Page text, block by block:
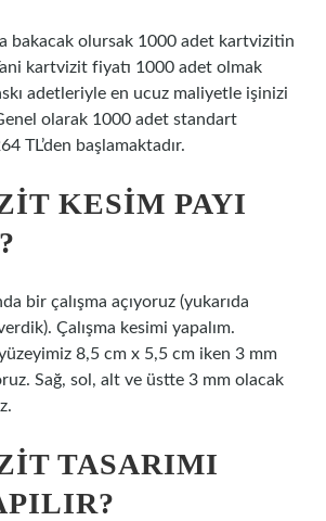
bakacak olursak 1000 adet kartvizitin
kartvizit fiyatı 1000 adet olmak
adetleriyle en ucuz maliyetle işinizi
olarak 1000 adet standart
TL’den başlamaktadır.
KESIM PAYI
bir çalışma açıyoruz (yukarıda
Çalışma kesimi yapalım.
8,5 cm x 5,5 cm iken 3 mm
Sağ, sol, alt ve üstte 3 mm olacak
TASARIMI